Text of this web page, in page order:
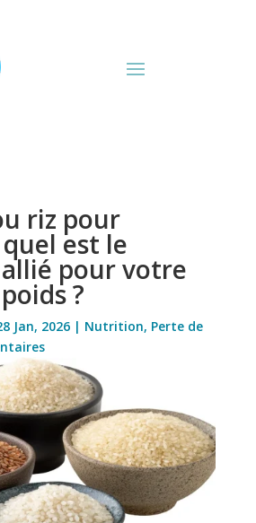
riz pour
est le
pour votre
?
Jan, 2026| Nutrition, Perte de